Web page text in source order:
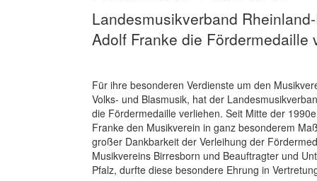
Landesmusikverband
Adolf Franke die Fördermedaille
Für ihre besonderen Verdienste um den
Volks- und Blasmusik, hat der
die Fördermedaille verliehen. Seit Mitte der
Franke den Musikverein in ganz besonderem
großer Dankbarkeit der Verleihung der
Musikvereins Birresborn und Beauftragter und
Pfalz, durfte diese besondere Ehrung in